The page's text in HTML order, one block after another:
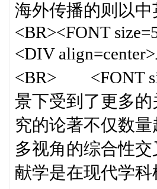
海外传播的则以
<BR><FONT
<DIV
<BR> <FONT
景下受到了更多
究的论著不仅数
多视角的综合性
献学是在现代学